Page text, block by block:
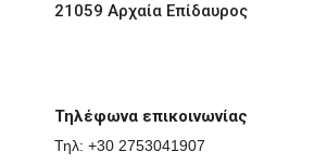
21059 Αρχαία Επίδαυρος
Τηλέφωνα επικοινωνίας
Τηλ: +30 2753041907